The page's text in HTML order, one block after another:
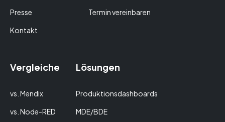
Presse
Kontakt
Termin vereinbaren
Vergleiche
vs. Mendix
vs. Node-RED
Lösungen
Produktionsdashboards
MDE/BDE